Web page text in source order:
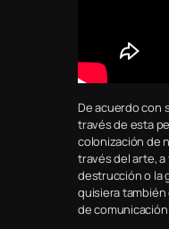
De acuerdo con
través de esta
colonización de
través del arte,
destrucción o la
quisiera también
de